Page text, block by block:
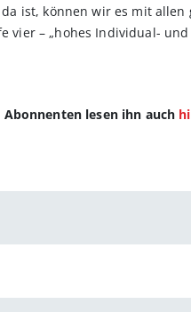
ist, können wir es mit allen
vier – „hohes Individual- und
Abonnenten lesen ihn auch